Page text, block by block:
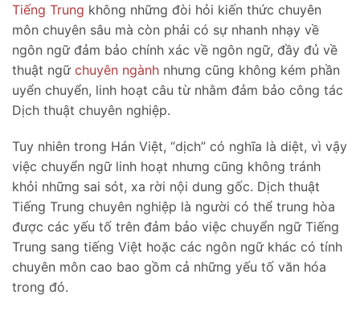
Tiếng Trung không những đòi hỏi kiến thức chuyên
môn chuyên sâu mà còn phải có sự nhanh nhạy về
ngôn ngữ đảm bảo chính xác về ngôn ngữ, đầy đủ về
thuật ngữ chuyên ngành nhưng cũng không kém phần
uyển chuyển, linh hoạt câu từ nhằm đảm bảo công tác
Dịch thuật chuyên nghiệp.
Tuy nhiên trong Hán Việt, “dịch” có nghĩa là diệt, vì vậy
việc chuyển ngữ linh hoạt nhưng cũng không tránh
khỏi những sai sót, xa rời nội dung gốc. Dịch thuật
Tiếng Trung chuyên nghiệp là người có thể trung hòa
được các yếu tố trên đảm bảo việc chuyển ngữ Tiếng
Trung sang tiếng Việt hoặc các ngôn ngữ khác có tính
chuyên môn cao bao gồm cả những yếu tố văn hóa
trong đó.